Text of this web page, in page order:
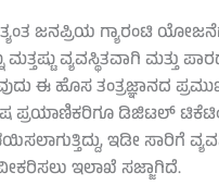
ಜನಪ್ರಿಯ ಗ್ಯಾರಂಟಿ
ವ್ಯವಸ್ಥಿತವಾಗಿ ಮತ್ತು
ಈ ಹೊಸ ತಂತ್ರಜ್ಞಾನದ
ಪ್ರಯಾಣಿಕರಿಗೂ ಡಿಜಿಟಲ್
ಇಡೀ ಸಾರಿಗೆ
ಇಲಾಖೆ ಸಜ್ಜಾಗಿದೆ.